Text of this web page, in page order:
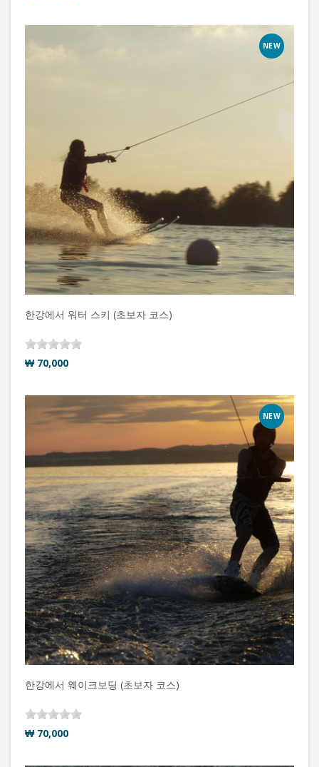
NEW
한강에서 워터 스키 (초보자 코스)
₩ 70,000
NEW
한강에서 웨이크보딩 (초보자 코스)
₩ 70,000